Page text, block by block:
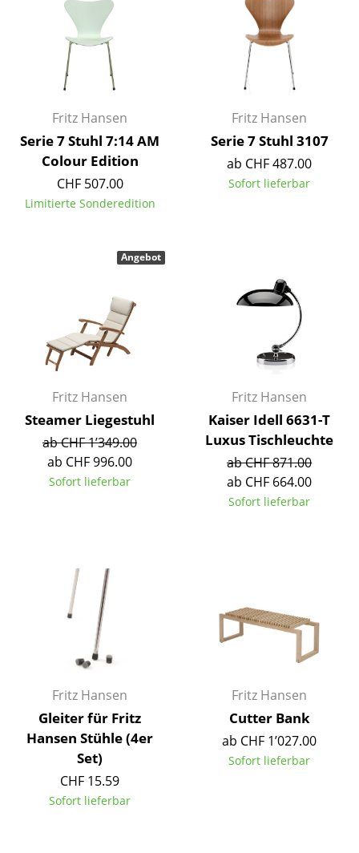
Kleinaufbewahrung
Einzelteile
... alle Aufbewahrungsmöbel
Licht
Hängeleuchten & Deckenleuchten
Tischleuchten
Stehleuchten & Leseleuchten
Wandleuchten
Outdoor-Leuchten
... alle Leuchten
Betten
Doppelbetten
Kinderbetten
Nachttische & Bettzubehör
... alle Betten
Uhren
Spiegel
Figuren & Miniaturen
Vasen
Fritz Hansen
Serie 7 Stuhl 7:14 AM
Colour Edition
CHF 507.00
Limitierte Sonderedition
Fritz Hansen
Serie 7 Stuhl 3107
ab CHF 487.00
Sofort lieferbar
Fritz Hansen
Steamer Liegestuhl
ab CHF 1’349.00
ab CHF 996.00
Sofort lieferbar
Angebot
Fritz Hansen
Kaiser Idell 6631-T
Luxus Tischleuchte
ab CHF 871.00
ab CHF 664.00
Sofort lieferbar
Fritz Hansen
Gleiter für Fritz
Hansen Stühle (4er
Set)
CHF 15.59
Sofort lieferbar
Fritz Hansen
Cutter Bank
ab CHF 1’027.00
Sofort lieferbar